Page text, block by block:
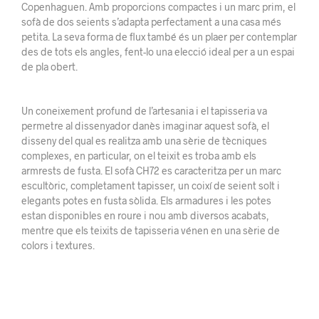
Copenhaguen. Amb proporcions compactes i un marc prim, el
sofà de dos seients s’adapta perfectament a una casa més
petita. La seva forma de flux també és un plaer per contemplar
des de tots els angles, fent-lo una elecció ideal per a un espai
de pla obert.
Un coneixement profund de l’artesania i el tapisseria va
permetre al dissenyador danès imaginar aquest sofà, el
disseny del qual es realitza amb una sèrie de tècniques
complexes, en particular, on el teixit es troba amb els
armrests de fusta. El sofà CH72 es caracteritza per un marc
escultòric, completament tapisser, un coixí de seient solt i
elegants potes en fusta sòlida. Els armadures i les potes
estan disponibles en roure i nou amb diversos acabats,
mentre que els teixits de tapisseria vénen en una sèrie de
colors i textures.